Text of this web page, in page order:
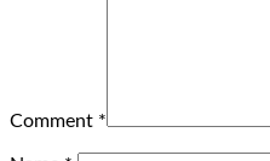
Comment *